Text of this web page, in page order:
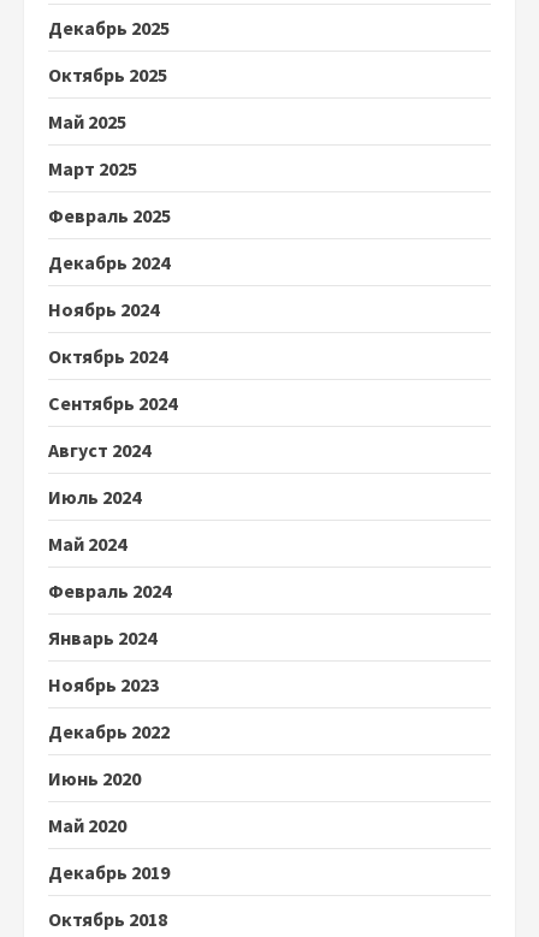
Декабрь 2025
Октябрь 2025
Май 2025
Март 2025
Февраль 2025
Декабрь 2024
Ноябрь 2024
Октябрь 2024
Сентябрь 2024
Август 2024
Июль 2024
Май 2024
Февраль 2024
Январь 2024
Ноябрь 2023
Декабрь 2022
Июнь 2020
Май 2020
Декабрь 2019
Октябрь 2018